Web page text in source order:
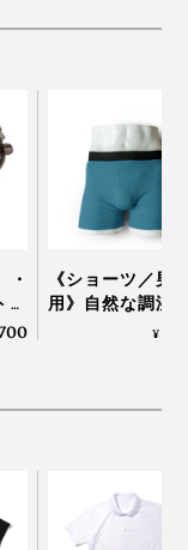
やカーディガンな
るので、上着の
」
《ショーツ／男
用》自然な調湿
温・防臭、フリ
¥